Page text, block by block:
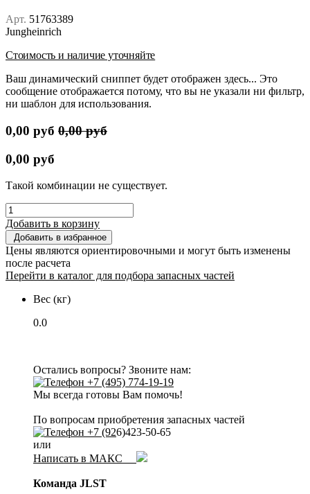
Арт. 51763389
Jungheinrich
Стоимость и наличие уточняйте
Ваш динамический сниппет будет отображен здесь... Это
сообщение отображается потому, что вы не указали ни фильтр,
ни шаблон для использования.
0,00 руб 0,00руб
0,00 руб
Такой комбинации не существует.
Добавить в корзину
Добавить в избранное
Цены являются ориентировочными и могут быть изменены
после расчета
Перейти в каталог для подбора запасных частей
Вес (кг)
0.0
Остались вопросы? Звоните нам:
+7 (495) 774-19-19
Мы всегда готовы Вам помочь!
По вопросам приобретения запасных частей
+7 (926)423-50-65
или
Написать в МАКС
Команда JLST